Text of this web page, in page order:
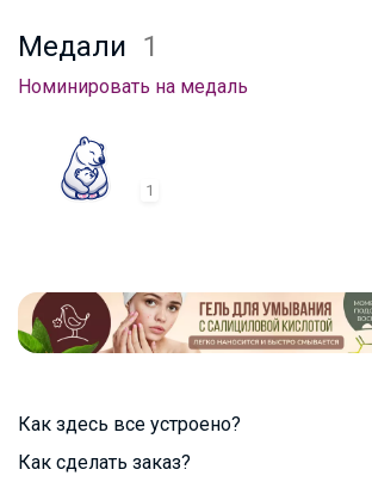
Медали 1
Номинировать на медаль
1
Как здесь все устроено?
Как сделать заказ?